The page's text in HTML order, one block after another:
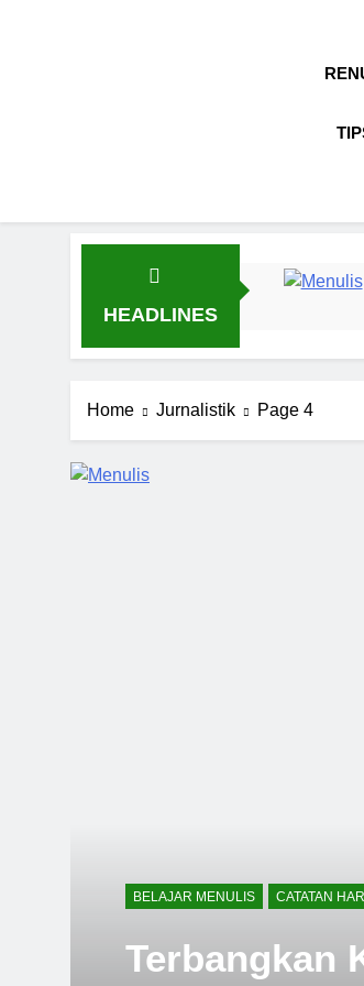
HEADLINES
Home Jurnalistik Page 4
BELAJAR MENULIS CATATAN
Terbangkan